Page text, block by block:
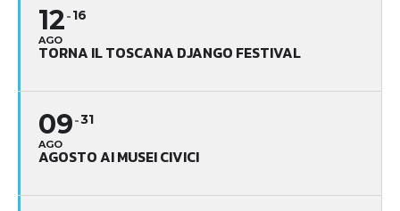
12
AGO
16
TORNA IL TOSCANA DJANGO FESTIVAL
09
AGO
31
AGOSTO AI MUSEI CIVICI